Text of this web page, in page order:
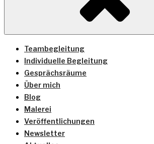
Teambegleitung
Individuelle Begleitung
Gesprächsräume
Über mich
Blog
Malerei
Veröffentlichungen
Newsletter